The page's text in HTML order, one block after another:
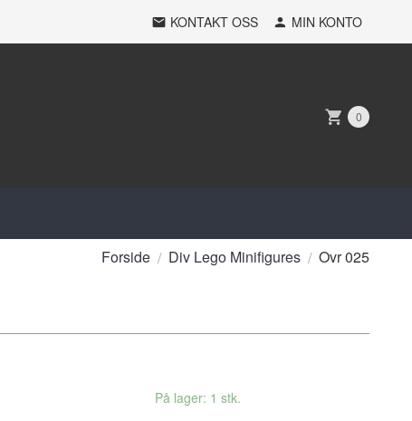
KONTAKT OSS MIN KONTO
0
Forside Div Lego Minifigures Ovr 025
På lager: 1 stk.